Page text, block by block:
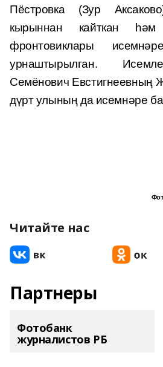
Пёстровка (Зур
кырыннан кайткан
фронтовиклары
урнаштырылган.
Семёнович Евстигнеевның
дүрт улының да исемнәре
Читайте нас
Партнеры
Фотобанк
журналистов РБ